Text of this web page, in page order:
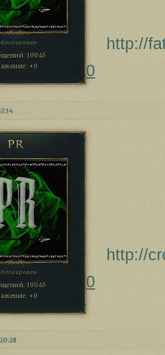
10045
+0
http://
0
PR
10045
+0
http://
0